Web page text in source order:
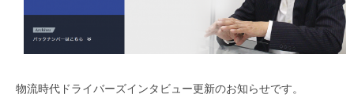
物流時代ドライバーズインタビュー更新のお知らせです。